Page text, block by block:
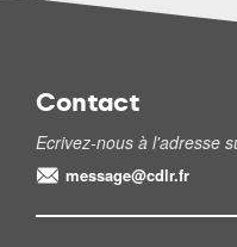
Contact
Ecrivez-nous à l'adresse
message@cdlr.fr